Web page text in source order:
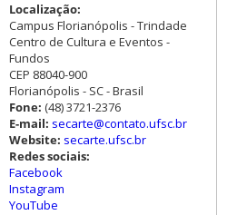
Localização:
Campus Florianópolis - Trindade
Centro de Cultura e Eventos -
Fundos
CEP 88040-900
Florianópolis - SC - Brasil
Fone: (48) 3721-2376
E-mail: secarte@contato.ufsc.br
Website: secarte.ufsc.br
Redes sociais:
Facebook
Instagram
YouTube